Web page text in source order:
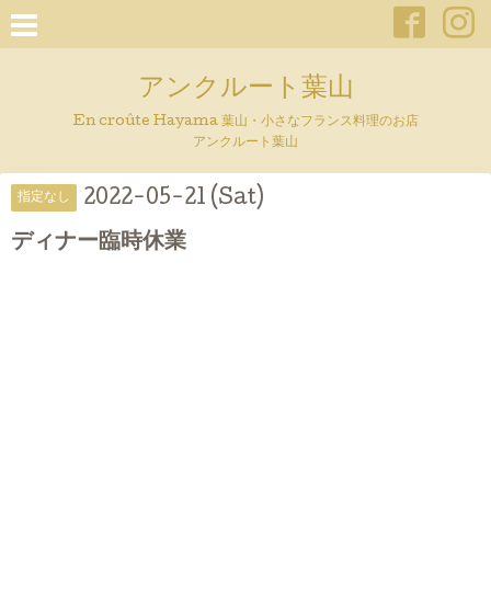
アンクルート葉山
En croûte Hayama 葉山・小さなフランス料理のお店
アンクルート葉山
指定なし 2022-05-21 (Sat)
ディナー臨時休業